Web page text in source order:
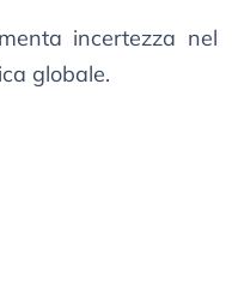
incertezza nel
globale.